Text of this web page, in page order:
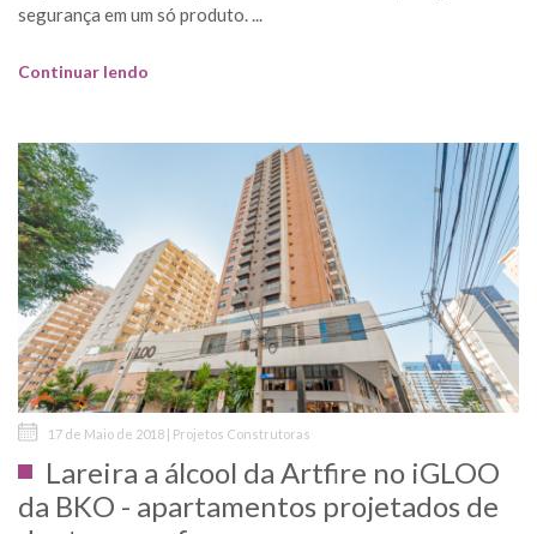
segurança em um só produto. ...
Continuar lendo
17 de Maio de 2018 | Projetos Construtoras
Lareira a álcool da Artfire no iGLOO
da BKO - apartamentos projetados de